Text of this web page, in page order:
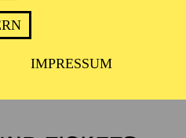
IMPRESSUM
DEL WEST